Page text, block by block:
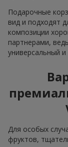
Подарочные
вид и подходят
композиции
партнерами,
универсальный
Для особых
фруктов,